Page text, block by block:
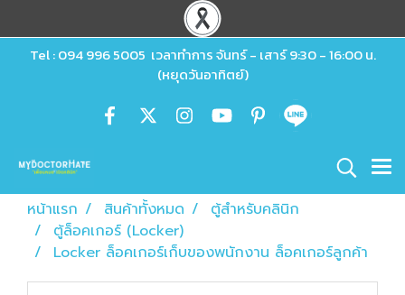
Tel : 094 996 5005 เวลาทำการ จันทร์ - เสาร์ 9:30 - 16:00 น.
(หยุดวันอาทิตย์)
หน้าแรก สินค้าทั้งหมด
ตู้สำหรับคลินิก
ตู้ล็อคเกอร์ (Locker)
Locker ล็อคเกอร์เก็บของพนักงาน ล็อคเกอร์ลูกค้า